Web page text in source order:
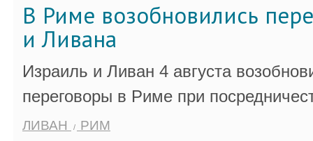
В Риме возобновились
и Ливана
Израиль и Ливан 4 августа
переговоры в Риме при
ЛИВАН РИМ